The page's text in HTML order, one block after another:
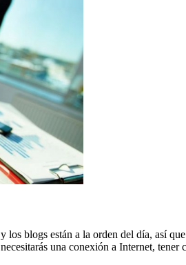
blogs están a la orden del día, así
una conexión a Internet,